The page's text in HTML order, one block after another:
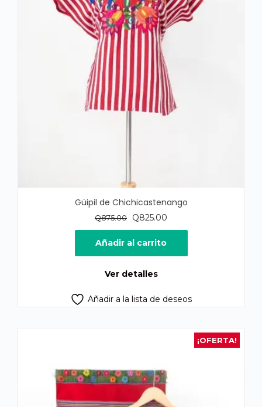
Güipil de Chichicastenango
Q875.00
El
precio
original
era:
Q825.00
precio
es:
Añadir al carrito
Ver detalles
Añadir a la lista de deseos
¡OFERTA!